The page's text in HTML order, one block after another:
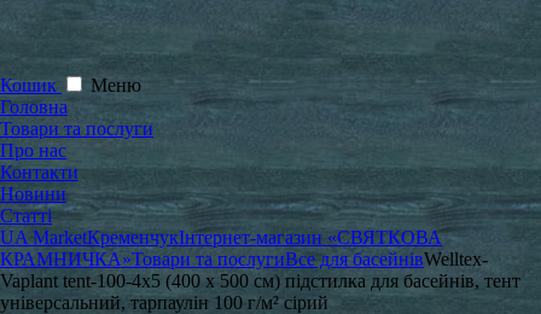
Кошик
Меню
Головна
Товари та послуги
Про нас
Контакти
Новини
Статті
UA MarketКременчукІнтернет-магазин «СВЯТКОВА
КРАМНИЧКА»Товари та послугиВсе для басейнівWelltex-
Vaplant tent-100-4x5 (400 x 500 см) підстилка для басейнів, тент
універсальний, тарпаулін 100 г/м² сірий